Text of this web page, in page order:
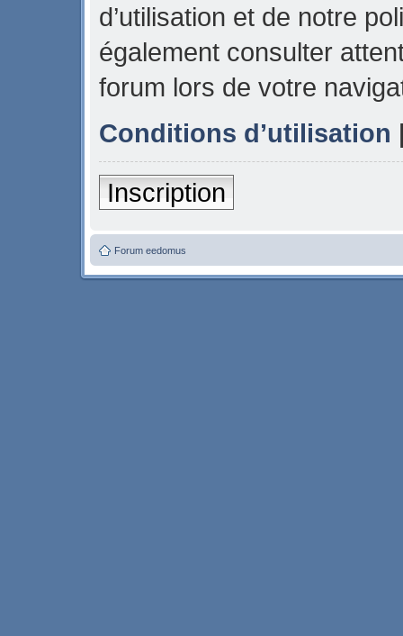
d’utilisation et de notre
également consulter
forum lors de votre
Conditions d’utilisation
Inscription
Forum eedomus